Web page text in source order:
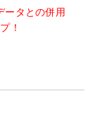
ータとの併用
！